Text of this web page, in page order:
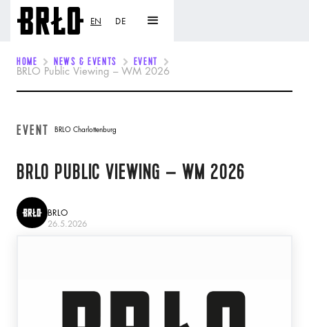
EN DE
HOME NEWS & EVENTS EVENT
BRLO Public Viewing – WM 2026
EVENT BRLO Charlottenburg
BRLO PUBLIC VIEWING – WM 2026
BRLO
26.5.2026